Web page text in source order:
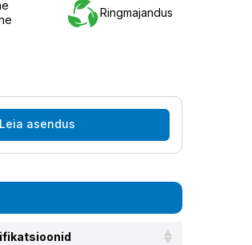
Ringmajandus
Leia asendus